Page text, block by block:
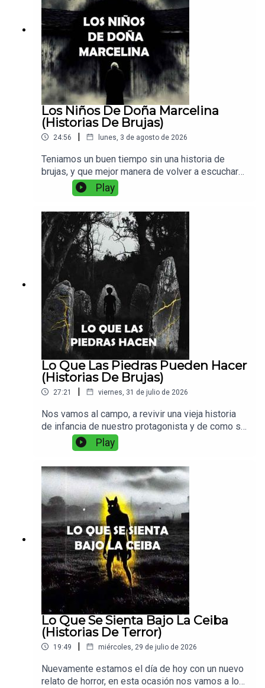
Los Niños De Doña Marcelina
(Historias De Brujas)
24:56 | lunes, 3 de agosto de 2026
Teniamos un buen tiempo sin una historia de
brujas, y que mejor manera de volver a escuchar
sobre ellas con este intrigante y macabro
recuerdo de una chica que vivio con una bruja.
Play
Lo Que Las Piedras Pueden Hacer
(Historias De Brujas)
27:21 | viernes, 31 de julio de 2026
Nos vamos al campo, a revivir una vieja historia
de infancia de nuestro protagonista y de como se
le enseño a hacer algunas cosas interesantes
con simples rocas...
Play
Lo Que Se Sienta Bajo La Ceiba
(Historias De Terror)
19:49 | miércoles, 29 de julio de 2026
Nuevamente estamos el día de hoy con un nuevo
relato de horror, en esta ocasión nos vamos a los